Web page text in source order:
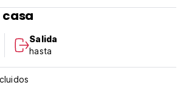
hora a las 12 p.m.
72 horas (Auto-translated from
casa
Salida
hasta